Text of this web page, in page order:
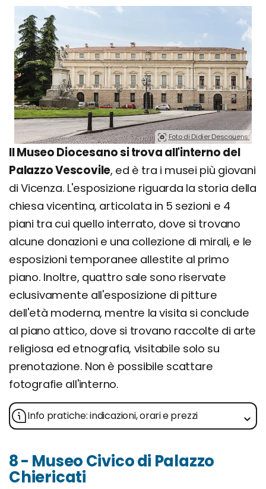
Foto di Didier Descouens.
Il Museo Diocesano si trova all'interno del
Palazzo Vescovile, ed è tra i musei più giovani
di Vicenza. L'esposizione riguarda la storia della
chiesa vicentina, articolata in 5 sezioni e 4
piani tra cui quello interrato, dove si trovano
alcune donazioni e una collezione di mirali, e le
esposizioni temporanee allestite al primo
piano. Inoltre, quattro sale sono riservate
eclusivamente all'esposizione di pitture
dell'età moderna, mentre la visita si conclude
al piano attico, dove si trovano raccolte di arte
religiosa ed etnografia, visitabile solo su
prenotazione. Non è possibile scattare
fotografie all'interno.
Info pratiche: indicazioni, orari e prezzi
8 - Museo Civico di Palazzo
Chiericati